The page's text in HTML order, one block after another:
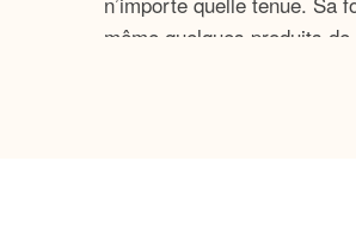
même quelques produits